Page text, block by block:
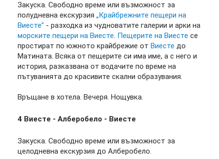
Закуска. Свободно време или възможност за
полудневна екскурзия „Крайбрежните пещери на
Виесте” - разходка из чудноватите галерии и арки на
морските пещери на Виесте. Пещерите на Виесте се
простират по южното крайбрежие от Виесте до
Матината. Всяка от пещерите си има име, а с него и
история, разказвана от водачите по време на
пътуванията до красивите скални образувания.
Връщане в хотела. Вечеря. Нощувка.
4 Виесте - Алберобело - Виесте
Закуска. Свободно време или възможност за
целодневна екскурзия до Алберобело.